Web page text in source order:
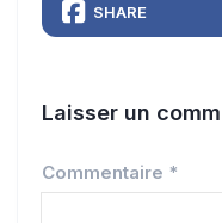
SHARE
Laisser un
Commentaire *